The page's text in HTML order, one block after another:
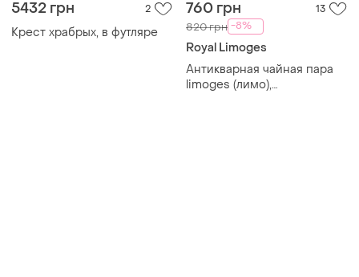
5432 грн 2
Крест храбрых, в футляре
760 грн 13
820 грн -8%
Royal Limoges
Антикварная чайная пара
limoges (лимо),